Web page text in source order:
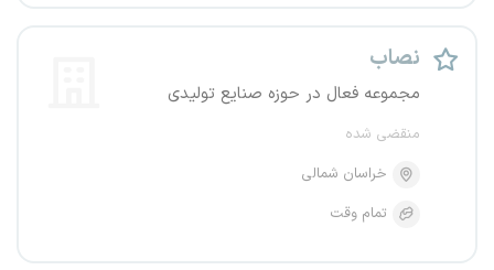
نصاب
مجموعه فعال در حوزه صنایع تولیدی
منقضی شده
خراسان شمالی
تمام وقت